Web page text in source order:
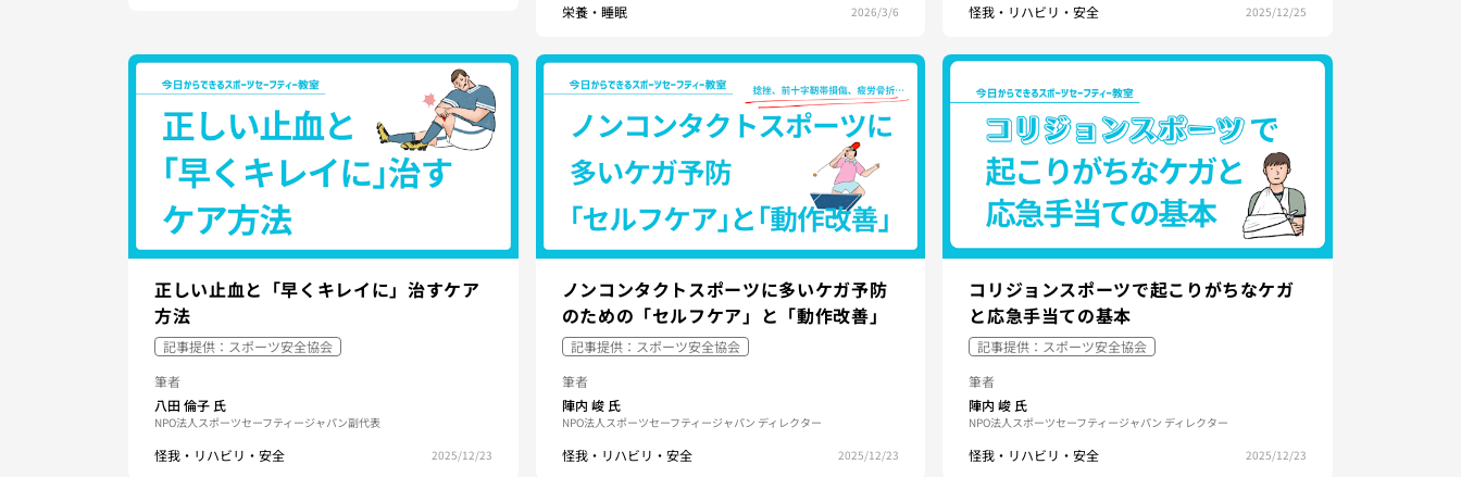
栄養・睡眠 2026/3/6 怪我・リハビリ・安全 2025/12/25
正しい止血と「早くキレイに」治すケア
方法
記事提供：スポーツ安全協会
筆者
八田 倫子 氏
NPO法人スポーツセーフティージャパン副代表
怪我・リハビリ・安全 2025/12/23
ノンコンタクトスポーツに多いケガ予防
のための「セルフケア」と「動作改善」
記事提供：スポーツ安全協会
筆者
陣内 峻氏
NPO法人スポーツセーフティージャパン ディレクター
怪我・リハビリ・安全 2025/12/23
コリジョンスポーツで起こりがちなケガ
と応急手当ての基本
記事提供：スポーツ安全協会
筆者
陣内 峻 氏
NPO法人スポーツセーフティージャパン ディレクター
怪我・リハビリ・安全 2025/12/23